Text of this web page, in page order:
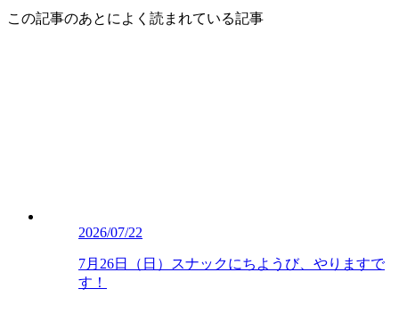
この記事のあとによく読まれている記事
2026/07/22
7月26日（日）スナックにちようび、やりますで
す！